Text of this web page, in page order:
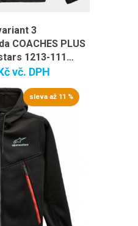
3
COACHES PLUS
1213-111…
vč. DPH
sleva až 11 %